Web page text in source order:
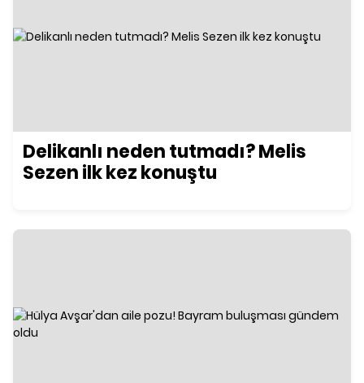
Delikanlı neden tutmadı? Melis
Sezen ilk kez konuştu